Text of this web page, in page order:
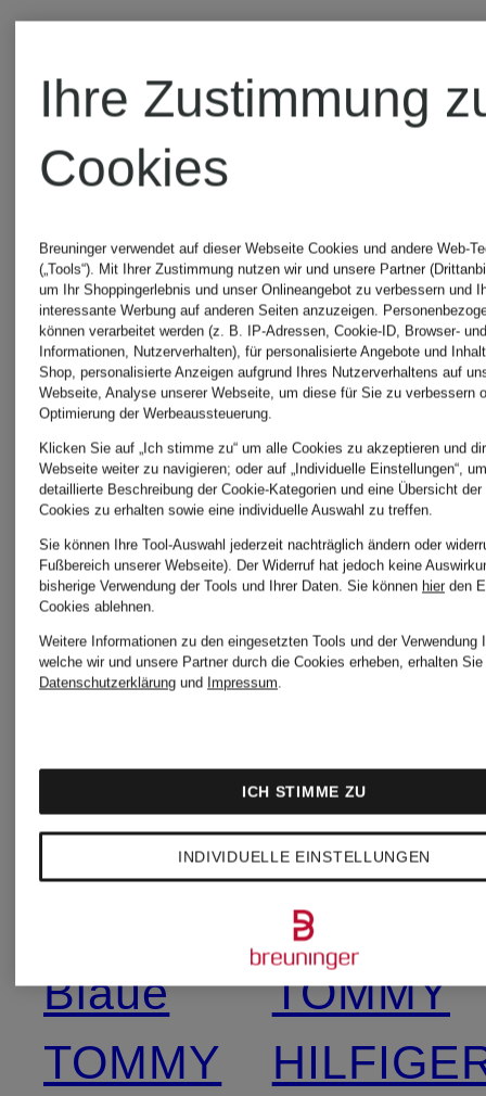
Weitere
Kategorien
Blaue
HILFIGER
Pullover
Blaue
TOMMY
TOMMY
Mantel
Damen
TOMMY
Ihre Zustimmung
Cookies
Breuninger verwendet auf dieser Webseite Cookies und andere Web-
(„Tools“). Mit Ihrer Zustimmung nutzen wir und unsere Partner
um Ihr Shoppingerlebnis und unser Onlineangebot zu verbessern und
interessante Werbung auf anderen Seiten anzuzeigen.
können verarbeitet werden (z. B. IP-Adressen, Cookie-ID, Browser-
Informationen, Nutzerverhalten), für personalisierte Angebote und
Shop, personalisierte Anzeigen aufgrund Ihres Nutzerverhaltens auf
Webseite, Analyse unserer Webseite, um diese für Sie zu verbessern
Optimierung der Werbeaussteuerung.
Klicken Sie auf „Ich stimme zu“ um alle Cookies zu akzeptieren und
Webseite weiter zu navigieren; oder auf „Individuelle Einstellungen“,
detaillierte Beschreibung der Cookie-Kategorien und eine Übersicht
Cookies zu erhalten sowie eine individuelle Auswahl zu treffen.
Sie können Ihre Tool-Auswahl jederzeit nachträglich ändern oder
Fußbereich unserer Webseite). Der Widerruf hat jedoch keine
bisherige Verwendung der Tools und Ihrer Daten. Sie können hier den
Cookies ablehnen.
Weitere Informationen zu den eingesetzten Tools und der Verwendung
welche wir und unsere Partner durch die Cookies erheben, erhalten
Datenschutzerklärung und Impressum.
INDIVIDUELLE EINSTELLUNGEN
ICH STIMME ZU